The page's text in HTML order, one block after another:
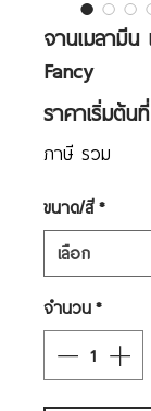
จานเมลามีน
Fancy
ราคาเริ่มต้นที่
ภาษี รวม
ขนาด/สี*
จำนวน*